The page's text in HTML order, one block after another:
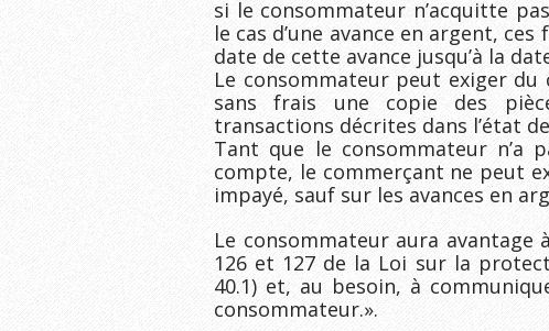
si le consommateur n’acquitte
le cas d’une avance en argent,
date de cette avance jusqu’à la
Le consommateur peut exiger du
sans frais une copie des
transactions décrites dans l’état
Tant que le consommateur n’a
compte, le commerçant ne peut
impayé, sauf sur les avances en
Le consommateur aura avantage
126 et 127 de la Loi sur la
40.1) et, au besoin, à
consommateur.».